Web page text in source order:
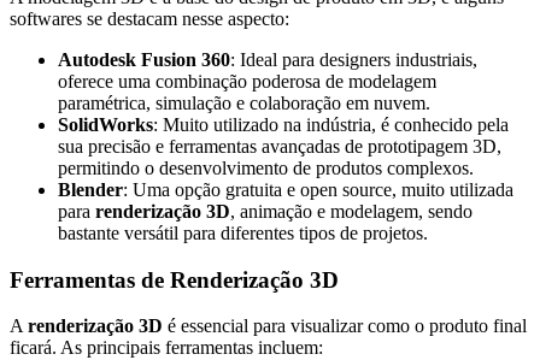
softwares se destacam nesse aspecto:
Autodesk Fusion 360: Ideal para designers industriais,
oferece uma combinação poderosa de modelagem
paramétrica, simulação e colaboração em nuvem.
SolidWorks: Muito utilizado na indústria, é conhecido pela
sua precisão e ferramentas avançadas de prototipagem 3D,
permitindo o desenvolvimento de produtos complexos.
Blender: Uma opção gratuita e open source, muito utilizada
para renderização 3D, animação e modelagem, sendo
bastante versátil para diferentes tipos de projetos.
Ferramentas de Renderização 3D
A renderização 3D é essencial para visualizar como o produto final
ficará. As principais ferramentas incluem: